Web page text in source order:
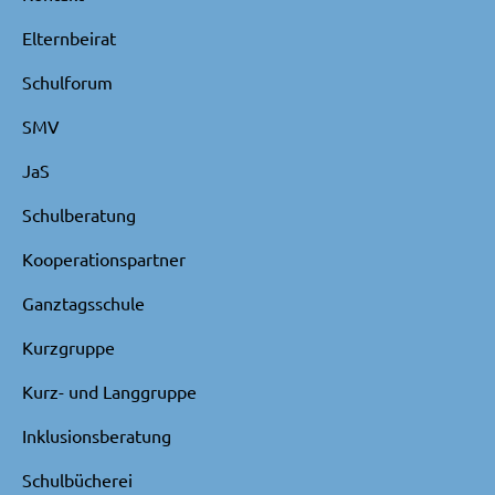
Elternbeirat
Schulforum
SMV
JaS
Schulberatung
Kooperationspartner
Ganztagsschule
Kurzgruppe
Kurz- und Langgruppe
Inklusionsberatung
Schulbücherei